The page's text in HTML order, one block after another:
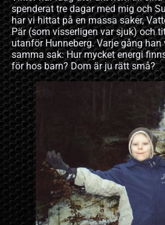
spenderat tre dagar med mig och
har vi hittat på en massa saker,
Pär (som visserligen var sjuk) och
utanför Hunneberg. Varje gång
samma sak: Hur mycket energi
för hos barn? Dom är ju rätt små?